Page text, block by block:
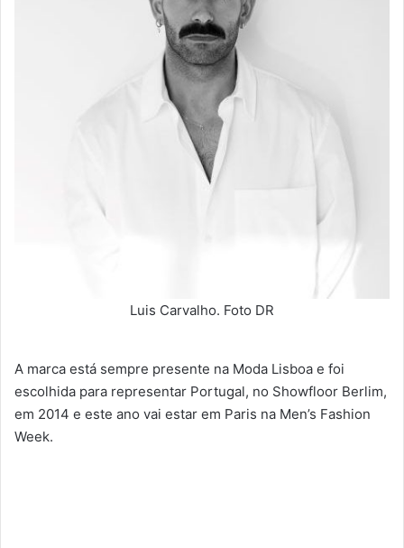
Luis Carvalho. Foto DR
A marca está sempre presente na Moda Lisboa e foi
escolhida para representar Portugal, no Showfloor Berlim,
em 2014 e este ano vai estar em Paris na Men’s Fashion
Week.